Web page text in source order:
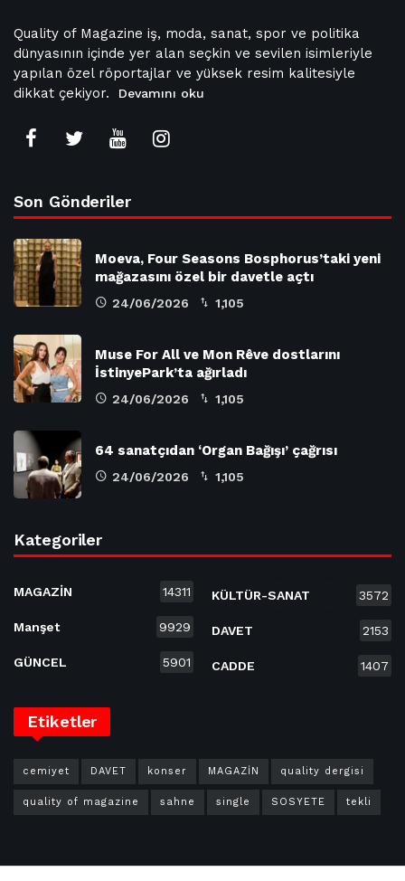
Quality of Magazine iş, moda, sanat, spor ve politika
dünyasının içinde yer alan seçkin ve sevilen isimleriyle
yapılan özel röportajlar ve yüksek resim kalitesiyle
dikkat çekiyor.
Devamını oku
Son Gönderiler
Moeva, Four Seasons Bosphorus’taki yeni
mağazasını özel bir davetle açtı
24/06/2026 1,105
Muse For All ve Mon Rêve dostlarını
İstinyePark’ta ağırladı
24/06/2026 1,105
64 sanatçıdan ‘Organ Bağışı’ çağrısı
24/06/2026 1,105
Kategoriler
MAGAZİN 14311
Manşet 9929
GÜNCEL 5901
KÜLTÜR-SANAT 3572
DAVET 2153
CADDE 1407
Etiketler
cemiyet DAVET konser MAGAZİN quality dergisi
quality of magazine sahne single SOSYETE tekli